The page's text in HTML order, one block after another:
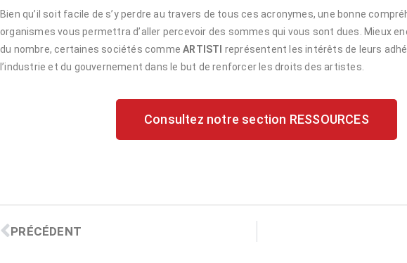
Bien qu’il soit facile de s’y perdre au travers de tous ces acronymes, une bonne
organismes vous permettra d’aller percevoir des sommes qui vous sont dues. Mieux
du nombre, certaines sociétés commeARTISTI représentent les intérêts de leurs
l’industrie et du gouvernement dans le but de renforcer les droits des artistes.
Consultez notre section RESSOURCES
PRÉCÉDENT